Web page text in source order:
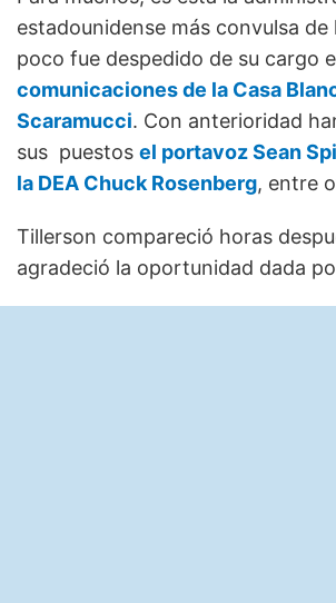
estadounidense más convulsa
poco fue despedido de su cargo
comunicaciones de la Casa
Scaramucci. Con anterioridad
sus puestos el portavoz Sean
la DEA Chuck Rosenberg, entre
Tillerson compareció horas
agradeció la oportunidad dada